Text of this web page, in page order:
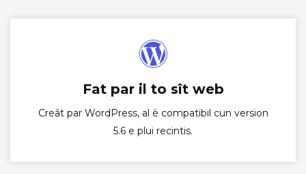
Fat par il to sît web
Creât par WordPress, al è compatibil cun version
5.6 e plui recintis.